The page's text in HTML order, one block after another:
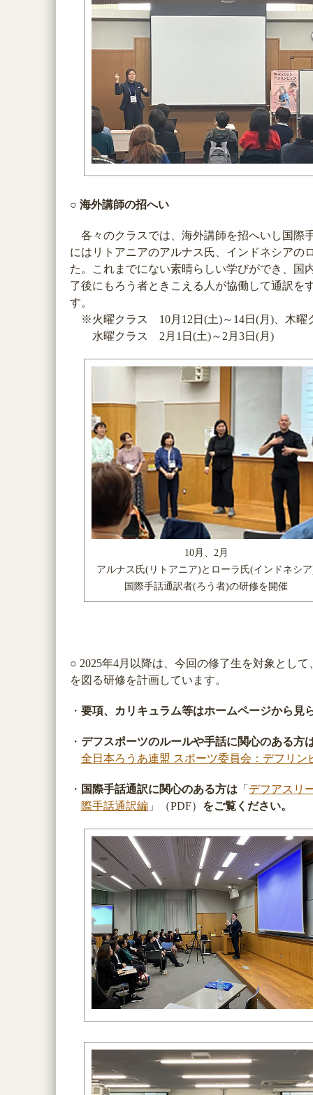
○ 海外講師の招へい
各々のクラスでは、海外講師を招へいし国際
にはリトアニアのアルナス氏、インドネシアの
た。これまでにない素晴らしい学びができ、国
了後にもろう者ときこえる人が協働して通訳を
す。
※火曜クラス 10月12日(土)～14日(月)、木曜
水曜クラス 2月1日(土)～2月3日(月)
10月、2月
アルナス氏(リトアニア)とローラ氏(インドネシ
国際手話通訳者(ろう者)の研修を開催
○ 2025年4月以降は、今回の修了生を対象とし
を図る研修を計画しています。
・ 要項、カリキュラム等はホームページから見
・ デフスポーツのルールや手話に関心のある方
全日本ろうあ連盟 スポーツ委員会：デフリン
・ 国際手話通訳に関心のある方は 「 デフアスリ
際手話通訳編 」（PDF） をご覧ください。